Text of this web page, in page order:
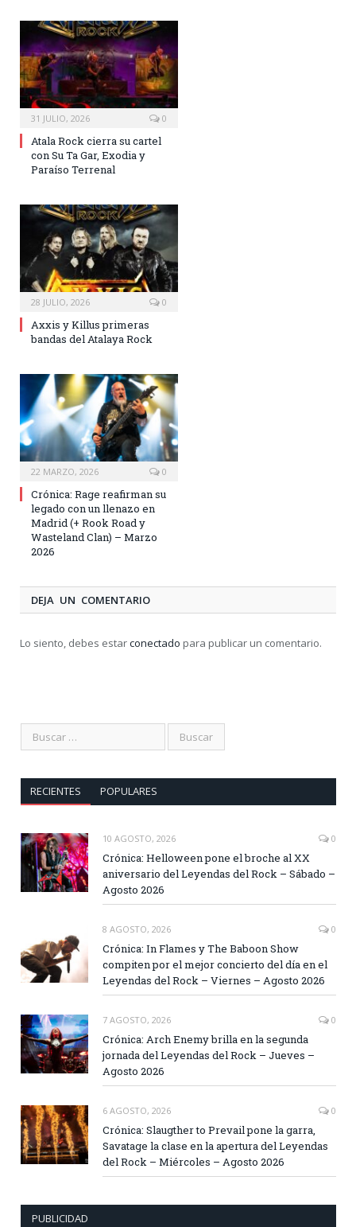
31 JULIO, 2026 0
Atala Rock cierra su cartel
con Su Ta Gar, Exodia y
Paraíso Terrenal
28 JULIO, 2026 0
Axxis y Killus primeras
bandas del Atalaya Rock
22 MARZO, 2026 0
Crónica: Rage reafirman su
legado con un llenazo en
Madrid (+ Rook Road y
Wasteland Clan) – Marzo
2026
DEJA UN COMENTARIO
Lo siento, debes estarconectado para publicar un comentario.
RECIENTES POPULARES
10 AGOSTO, 2026 0
Crónica: Helloween pone el broche al XX
aniversario del Leyendas del Rock – Sábado –
Agosto 2026
8 AGOSTO, 2026 0
Crónica: In Flames y The Baboon Show
compiten por el mejor concierto del día en el
Leyendas del Rock – Viernes – Agosto 2026
7 AGOSTO, 2026 0
Crónica: Arch Enemy brilla en la segunda
jornada del Leyendas del Rock – Jueves –
Agosto 2026
6 AGOSTO, 2026 0
Crónica: Slaugther to Prevail pone la garra,
Savatage la clase en la apertura del Leyendas
del Rock – Miércoles – Agosto 2026
PUBLICIDAD